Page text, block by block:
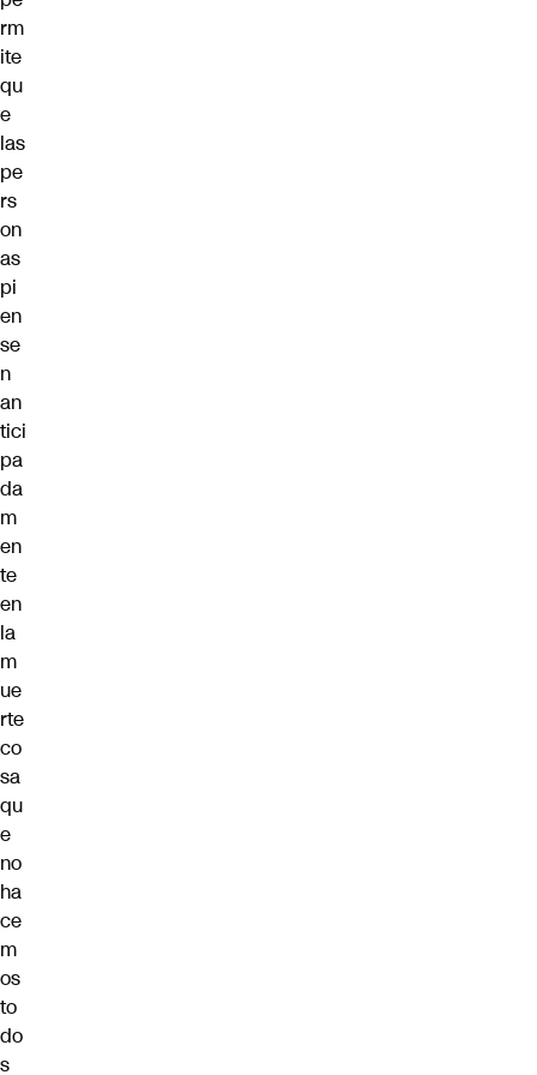
rm
ite
qu
e
las
pe
rs
on
as
pi
en
se
n
an
tici
pa
da
m
en
te
en
la
m
ue
rte
co
sa
qu
e
no
ha
ce
m
os
to
do
s